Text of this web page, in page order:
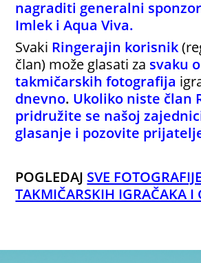
nagraditi generalni
Imlek i Aqua Viva.
Svaki Ringerajin korisnik
član) može glasati za svaku
takmičarskih fotografija
dnevno. Ukoliko niste član
pridružite se našoj
glasanje i pozovite
POGLEDAJ SVE FOTOGRAFIJE
TAKMIČARSKIH IGRAČAKA I